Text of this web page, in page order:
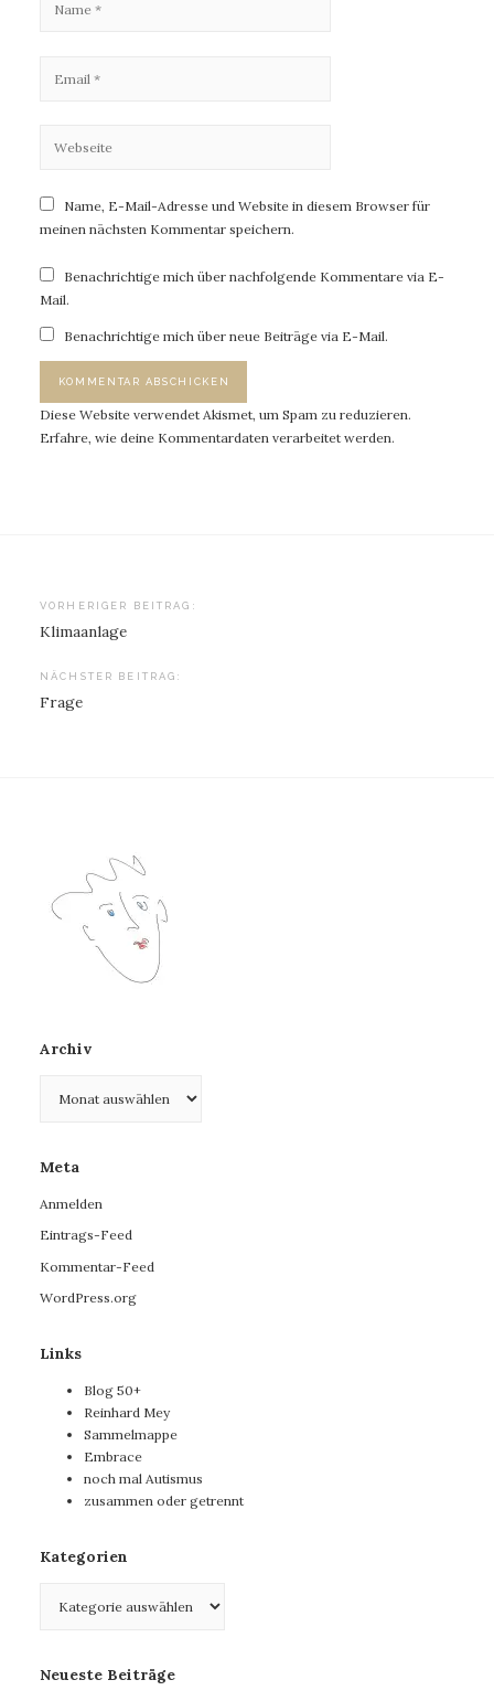
Name, E-Mail-Adresse und Website in diesem Browser für
meinen nächsten Kommentar speichern.
Benachrichtige mich über nachfolgende Kommentare via E-
Mail.
Benachrichtige mich über neue Beiträge via E-Mail.
Diese Website verwendet Akismet, um Spam zu reduzieren.
Erfahre, wie deine Kommentardaten verarbeitet werden.
Beitragsnavigation
VORHERIGER BEITRAG:
Klimaanlage
NÄCHSTER BEITRAG:
Frage
Archiv
Meta
Anmelden
Eintrags-Feed
Kommentar-Feed
WordPress.org
Links
Blog 50+
Reinhard Mey
Sammelmappe
Embrace
noch mal Autismus
zusammen oder getrennt
Kategorien
Neueste Beiträge